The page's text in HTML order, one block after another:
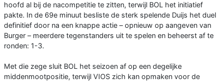
hoofd al bij de nacompetitie te zitten, terwijl BOL het initiatief
pakte. In de 69e minuut besliste de sterk spelende Duijs het duel
definitief door na een knappe actie – opnieuw op aangeven van
Burger – meerdere tegenstanders uit te spelen en beheerst af te
ronden: 1-3.
Met die zege sluit BOL het seizoen af op een degelijke
middenmootpositie, terwijl VIOS zich kan opmaken voor de